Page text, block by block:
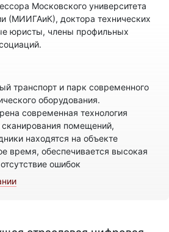
Московского университета
(МИИГАиК), доктора технических
юристы, члены профильных
транспорт и парк современного
оборудования.
современная технология
сканирования помещений,
находятся на объекте
время, обеспечивается высокая
ошибок